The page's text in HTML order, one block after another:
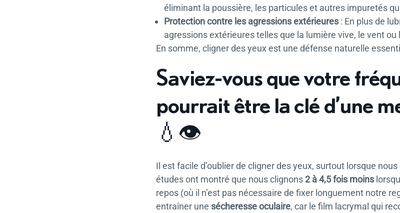
éliminant la poussière, les particules et autres impuretés
Protection contre les agressions extérieures : En plus de
agressions extérieures telles que la lumière vive, le vent ou
En somme, cligner des yeux est une défense naturelle
Saviez-vous que votre
pourrait être la clé d’une
💧👁️
Il est facile d’oublier de cligner des yeux, surtout lorsque
études ont montré que nous clignons 2 à 4,5 fois moins
repos (où il n’est pas nécessaire de fixer longuement notre
entraîner une sécheresse oculaire, car le film lacrymal qui